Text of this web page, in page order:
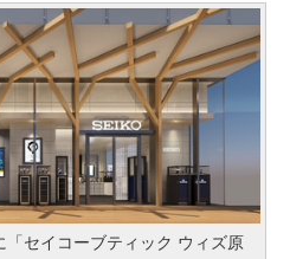
セイコーブティック ウィズ原